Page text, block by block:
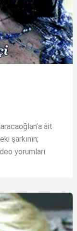
âit
şarkının;
yorumları.